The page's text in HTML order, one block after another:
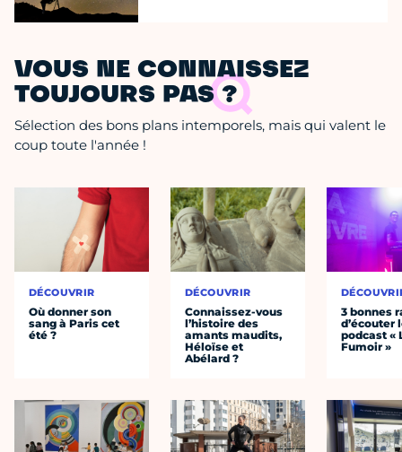
VOUS NE CONNAISSEZ
TOUJOURS PAS ?
Sélection des bons plans intemporels, mais qui valent le
coup toute l'année !
DÉCOUVRIR
Où donner son
sang à Paris cet
été ?
DÉCOUVRIR
Connaissez-vous
l’histoire des
amants maudits,
Héloïse et
Abélard ?
3 bonnes
d’écouter
podcast «
Fumoir »